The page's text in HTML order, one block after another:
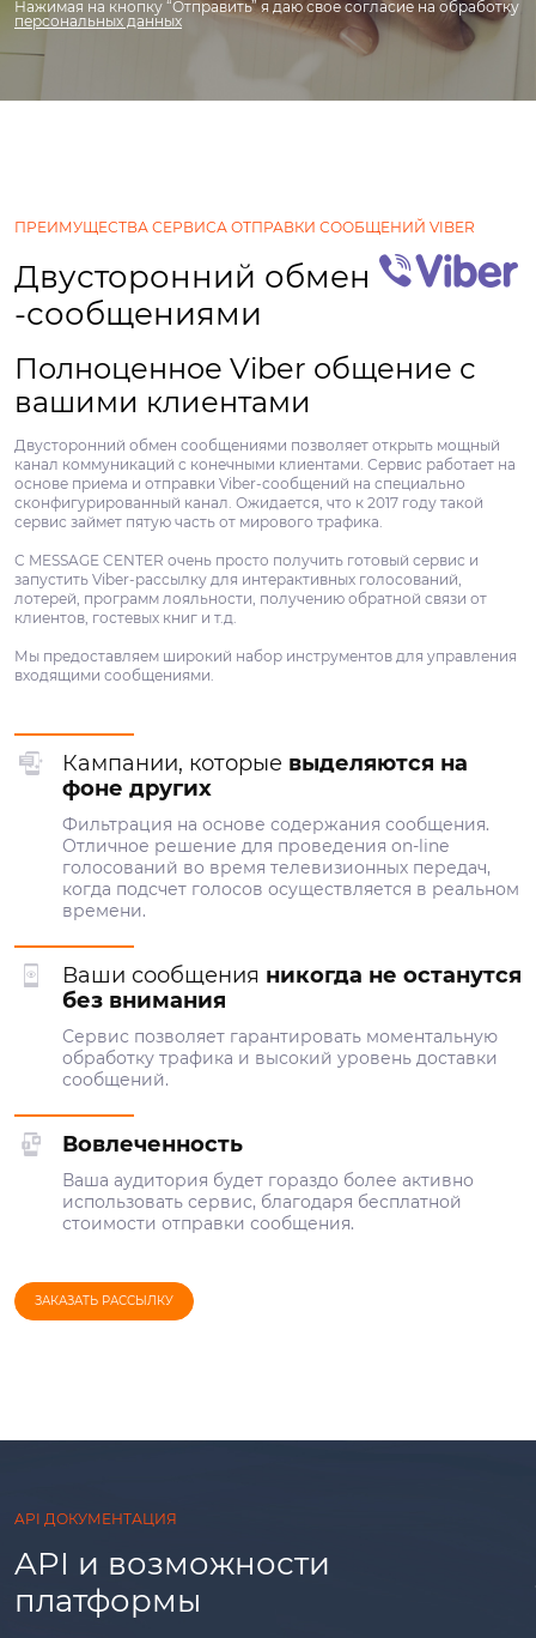
Нажимая на кнопку “Отправить” я даю свое согласие на обработку
персональных данных
ПРЕИМУЩЕСТВА СЕРВИСА ОТПРАВКИ СООБЩЕНИЙ VIBER
Двусторонний обмен
-сообщениями
Полноценное Viber общение с
вашими клиентами
Двусторонний обмен сообщениями позволяет открыть мощный
канал коммуникаций с конечными клиентами. Сервис работает на
основе приема и отправки Viber-сообщений на специально
сконфигурированный канал. Ожидается, что к 2017 году такой
сервис займет пятую часть от мирового трафика.
С MESSAGE CENTER очень просто получить готовый сервис и
запустить Viber-рассылку для интерактивных голосований,
лотерей, программ лояльности, получению обратной связи от
клиентов, гостевых книг и т.д.
Мы предоставляем широкий набор инструментов для управления
входящими сообщениями.
Кампании, которые выделяются на
фоне других
Фильтрация на основе содержания сообщения.
Отличное решение для проведения on-line
голосований во время телевизионных передач,
когда подсчет голосов осуществляется в реальном
времени.
Ваши сообщения никогда не останутся
без внимания
Сервис позволяет гарантировать моментальную
обработку трафика и высокий уровень доставки
сообщений.
Вовлеченность
Ваша аудитория будет гораздо более активно
использовать сервис, благодаря бесплатной
стоимости отправки сообщения.
ЗАКАЗАТЬ РАССЫЛКУ
API ДОКУМЕНТАЦИЯ
API и возможности
платформы